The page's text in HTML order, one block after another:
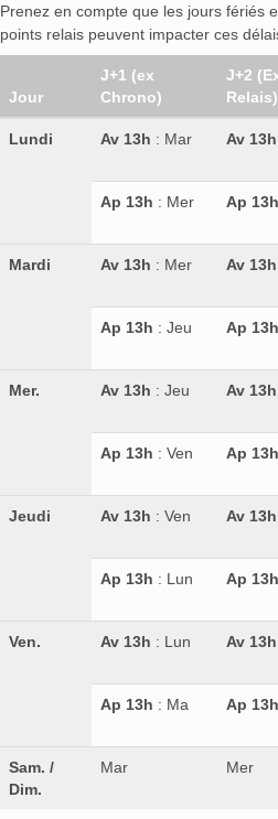
Prenez en compte que les jours fériés
points relais peuvent impacter ces
Jour
J+1 (ex
Chrono)
J+2
Relais)
Lundi Av 13h : Mar Av 13h
Ap 13h : Mer Ap 13h
Mardi Av 13h : Mer Av 13h
Ap 13h : Jeu Ap 13h
Mer. Av 13h : Jeu Av 13h
Ap 13h : Ven Ap 13h
Jeudi Av 13h : Ven Av 13h
Ap 13h : Lun Ap 13h
Ven. Av 13h : Lun Av 13h
Ap 13h : Ma Ap 13h
Sam. /
Dim.
Mar Mer